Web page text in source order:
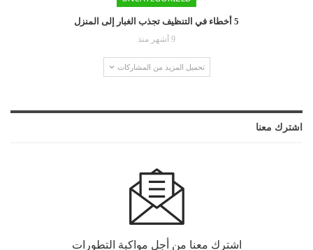
5 أخطاء في التنظيف تجذب الغبار إلى المنزل
9 أشهر منذ
تحميل المزيد من المشاركات
اشترك معنا
اشترك معنا من أجل مواكبة التطورات